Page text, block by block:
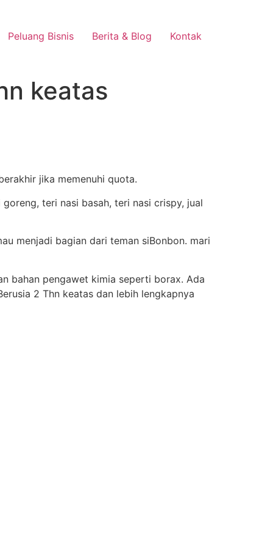
Peluang Bisnis Berita & Blog Kontak
keatas
jika memenuhi quota.
menjadi bagian dari teman siBonbon. mari
bahan pengawet kimia seperti borax. Ada
2 Thn keatas dan lebih lengkapnya